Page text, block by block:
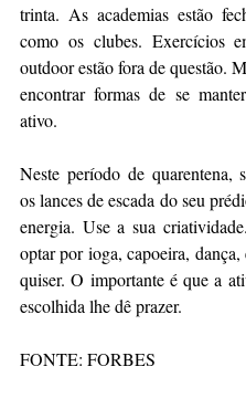
trinta. As academias estão
como os clubes. Exercícios
outdoor estão fora de questão.
encontrar formas de se
ativo.
Neste período de quarentena,
os lances de escada do seu
energia. Use a sua
optar por ioga, capoeira,
quiser. O importante é que a
escolhida lhe dê prazer.
FONTE: FORBES